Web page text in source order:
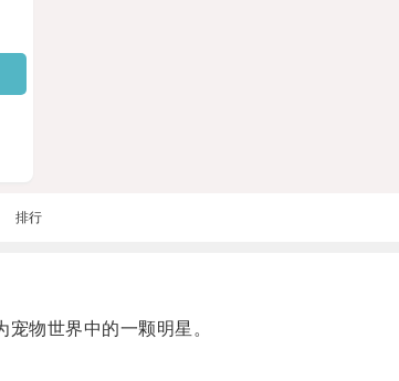
排行
物世界中的一颗明星。